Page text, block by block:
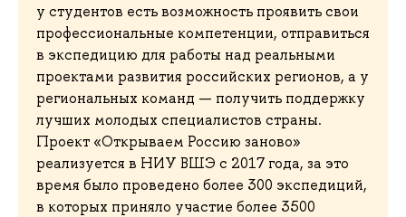
у студентов есть возможность проявить свои
профессиональные компетенции, отправиться
в экспедицию для работы над реальными
проектами развития российских регионов, а у
региональных команд — получить поддержку
лучших молодых специалистов страны.
Проект «Открываем Россию заново»
реализуется в НИУ ВШЭ с 2017 года, за это
время было проведено более 300 экспедиций,
в которых приняло участие более 3500